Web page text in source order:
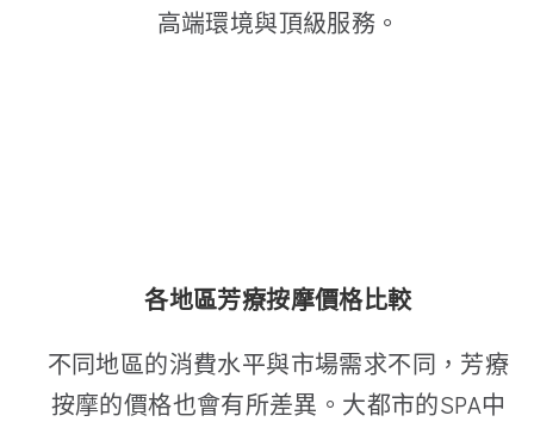
高端環境與頂級服務。
各地區芳療按摩價格比較
不同地區的消費水平與市場需求不同，芳療
按摩的價格也會有所差異。大都市的SPA中